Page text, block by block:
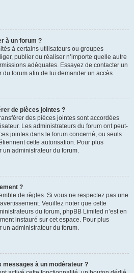
à un forum ?
à certains utilisateurs ou groupes
publier ou réaliser n’importe quelle autre
adéquates. Essayez de contacter un
forum afin de lui demander un accès.
de pièces jointes ?
des pièces jointes sont accordées
Les administrateurs du forum ont peut-
jointes dans le forum concerné, ou seuls
cette autorisation. Pour plus
un administrateur du forum.
?
de règles. Si vous ne respectez pas une
Veuillez noter que cette
du forum, phpBB Limited n’est en
instauré sur cet espace. Pour plus
un administrateur du forum.
à un modérateur ?